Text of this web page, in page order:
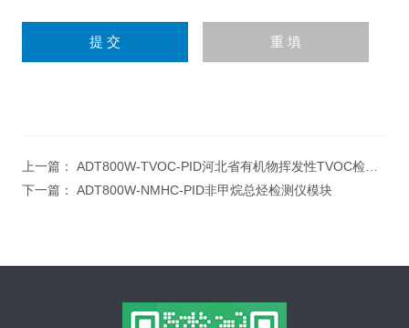
上一篇： ADT800W-TVOC-PID河北省有机物挥发性TVOC检测仪
下一篇： ADT800W-NMHC-PID非甲烷总烃检测仪模块